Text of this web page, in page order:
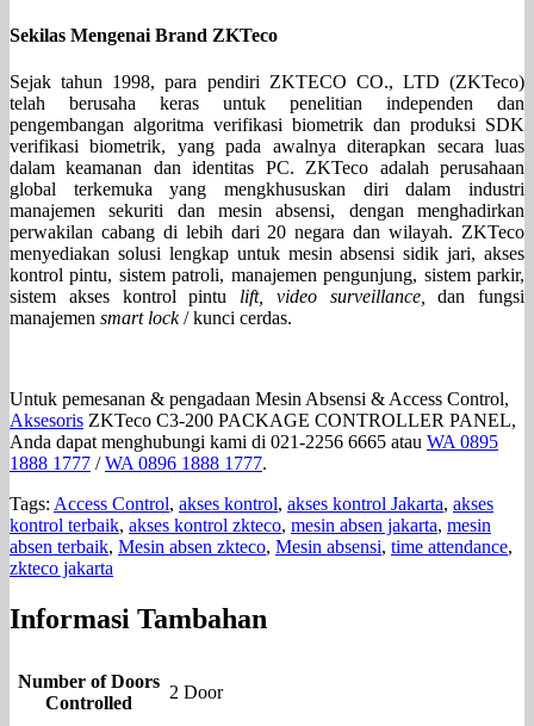
Sekilas Mengenai Brand ZKTeco
Sejak tahun 1998, para pendiri ZKTECO CO., LTD (ZKTeco)
telah berusaha keras untuk penelitian independen dan
pengembangan algoritma verifikasi biometrik dan produksi SDK
verifikasi biometrik, yang pada awalnya diterapkan secara luas
dalam keamanan dan identitas PC. ZKTeco adalah perusahaan
global terkemuka yang mengkhususkan diri dalam industri
manajemen sekuriti dan mesin absensi, dengan menghadirkan
perwakilan cabang di lebih dari 20 negara dan wilayah. ZKTeco
menyediakan solusi lengkap untuk mesin absensi sidik jari, akses
kontrol pintu, sistem patroli, manajemen pengunjung, sistem parkir,
sistem akses kontrol pintu lift, video surveillance, dan fungsi
manajemen smart lock/ kunci cerdas.
Untuk pemesanan & pengadaan Mesin Absensi & Access Control,
Aksesoris ZKTeco C3-200 PACKAGE CONTROLLER PANEL,
Anda dapat menghubungi kami di 021-2256 6665 atau WA 0895
1888 1777 /WA 0896 1888 1777.
Tags: Access Control, akses kontrol, akses kontrol Jakarta, akses
kontrol terbaik, akses kontrol zkteco, mesin absen jakarta, mesin
absen terbaik, Mesin absen zkteco, Mesin absensi, time attendance,
zkteco jakarta
Informasi Tambahan
Number of Doors
Controlled
2 Door